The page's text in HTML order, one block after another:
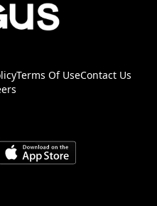
Terms Of UseContact Us